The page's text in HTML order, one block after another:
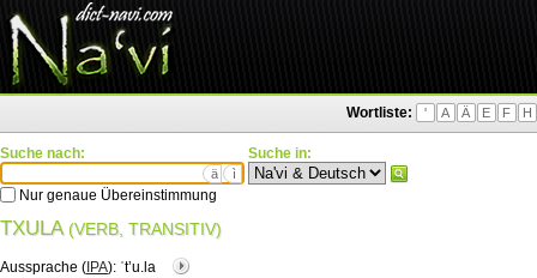
Wortliste: ' A Ä E F H
Suche nach:
ä ì
Nur genaue Übereinstimmung
Suche in:
TXULA (VERB, TRANSITIV)
Aussprache ( IPA): ˈtʼu.la